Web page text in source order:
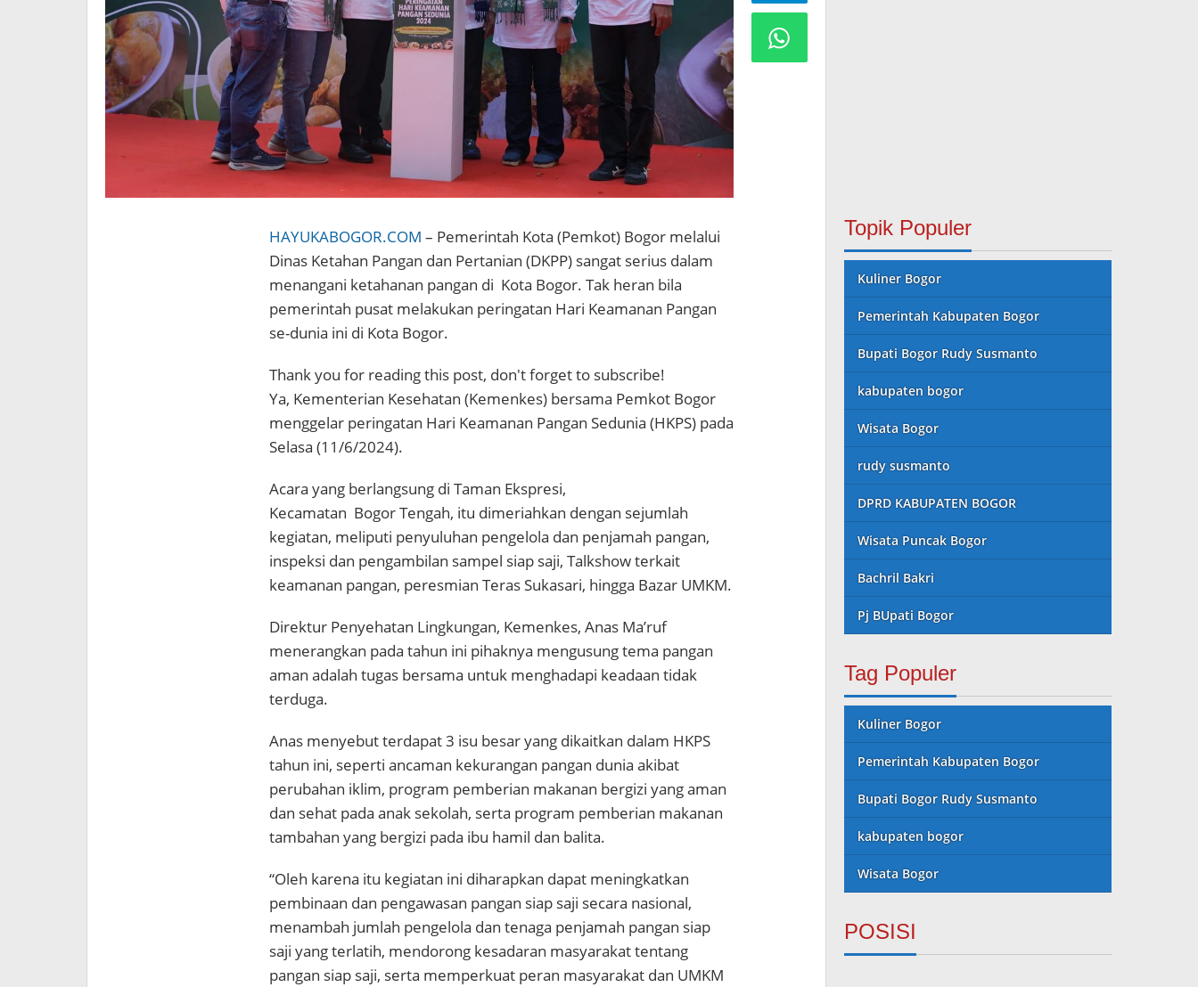
HAYUKABOGOR.COM – Pemerintah Kota (Pemkot) Bogor melalui
Dinas Ketahan Pangan dan Pertanian (DKPP) sangat serius dalam
menangani ketahanan pangan di Kota Bogor. Tak heran bila
pemerintah pusat melakukan peringatan Hari Keamanan Pangan
se-dunia ini di Kota Bogor.
Thank you for reading this post, don't forget to subscribe!
Ya, Kementerian Kesehatan (Kemenkes) bersama Pemkot Bogor
menggelar peringatan Hari Keamanan Pangan Sedunia (HKPS) pada
Selasa (11/6/2024).
Acara yang berlangsung di Taman Ekspresi,
Kecamatan BogorTengah, itu dimeriahkan dengan sejumlah
kegiatan, meliputi penyuluhan pengelola dan penjamah pangan,
inspeksi dan pengambilan sampel siap saji, Talkshow terkait
keamanan pangan, peresmian Teras Sukasari, hingga Bazar UMKM.
Direktur Penyehatan Lingkungan, Kemenkes, Anas Ma’ruf
menerangkan pada tahun ini pihaknya mengusung tema pangan
aman adalah tugas bersama untuk menghadapi keadaan tidak
terduga.
Anas menyebut terdapat 3 isu besar yang dikaitkan dalam HKPS
tahun ini, seperti ancaman kekurangan pangan dunia akibat
perubahan iklim, program pemberian makanan bergizi yang aman
dan sehat pada anak sekolah, serta program pemberian makanan
tambahan yang bergizi pada ibu hamil dan balita.
“Oleh karena itu kegiatan ini diharapkan dapat meningkatkan
pembinaan dan pengawasan pangan siap saji secara nasional,
menambah jumlah pengelola dan tenaga penjamah pangan siap
saji yang terlatih, mendorong kesadaran masyarakat tentang
pangan siap saji, serta memperkuat peran masyarakat dan UMKM
Topik Populer
Kuliner Bogor
Pemerintah Kabupaten Bogor
Bupati Bogor Rudy Susmanto
kabupaten bogor
Wisata Bogor
rudy susmanto
DPRD KABUPATEN BOGOR
Wisata Puncak Bogor
Bachril Bakri
Pj BUpati Bogor
Tag Populer
Kuliner Bogor
Pemerintah Kabupaten Bogor
Bupati Bogor Rudy Susmanto
kabupaten bogor
Wisata Bogor
POSISI